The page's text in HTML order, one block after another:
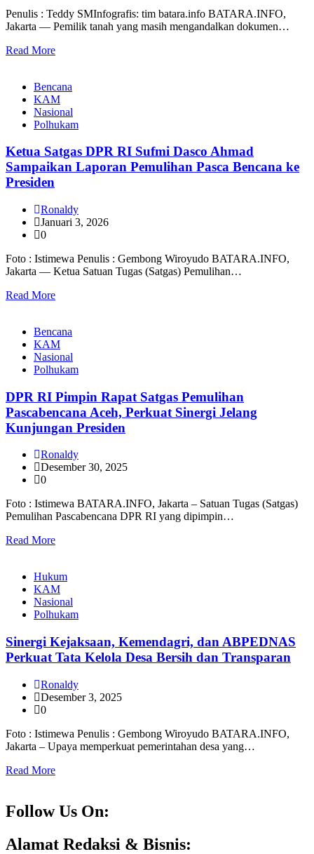
Penulis : Teddy SMInfografis: tim batara.info BATARA.INFO,
Jakarta — Pemilik tanah yang masih mengandalkan dokumen…
Read More
Bencana
KAM
Nasional
Polhukam
Ketua Satgas DPR RI Sufmi Dasco Ahmad
Sampaikan Laporan Pemulihan Pasca Bencana ke
Presiden
Ronaldy
Januari 3, 2026
0
Foto : Istimewa Penulis : Gembong Wiroyudo BATARA.INFO,
Jakarta — Ketua Satuan Tugas (Satgas) Pemulihan…
Read More
Bencana
KAM
Nasional
Polhukam
DPR RI Pimpin Rapat Satgas Pemulihan
Pascabencana Aceh, Perkuat Sinergi Jelang
Kunjungan Presiden
Ronaldy
Desember 30, 2025
0
Foto : Istimewa BATARA.INFO, Jakarta – Satuan Tugas (Satgas)
Pemulihan Pascabencana DPR RI yang dipimpin…
Read More
Hukum
KAM
Nasional
Polhukam
Sinergi Kejaksaan, Kemendagri, dan ABPEDNAS
Perkuat Tata Kelola Desa Bersih dan Transparan
Ronaldy
Desember 3, 2025
0
Foto : Istimewa Penulis : Gembong Wiroyudo BATARA.INFO,
Jakarta – Upaya memperkuat pemerintahan desa yang…
Read More
Follow Us On:
Facebook
Instagram
Youtube
Twitter
Alamat Redaksi & Bisnis: